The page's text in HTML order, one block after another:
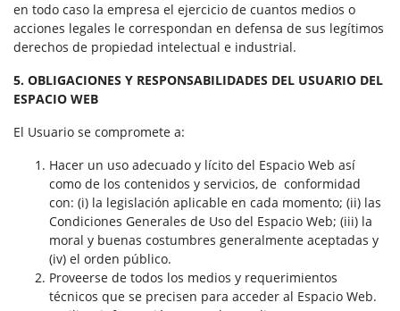
en todo caso la empresa el ejercicio de cuantos medios o
acciones legales le correspondan en defensa de sus legítimos
derechos de propiedad intelectual e industrial.
5. OBLIGACIONES Y RESPONSABILIDADES DEL USUARIO DEL
ESPACIO WEB
El Usuario se compromete a:
Hacer un uso adecuado y lícito del Espacio Web así
como de los contenidos y servicios, de conformidad
con: (i) la legislación aplicable en cada momento; (ii) las
Condiciones Generales de Uso del Espacio Web; (iii) la
moral y buenas costumbres generalmente aceptadas y
(iv) el orden público.
Proveerse de todos los medios y requerimientos
técnicos que se precisen para acceder al Espacio Web.